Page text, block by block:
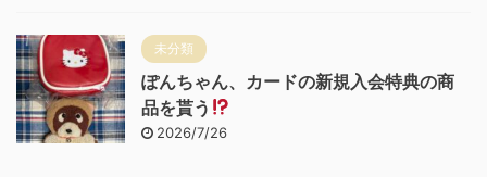
未分類
ぽんちゃん、カードの新規入会特典の商
品を貰う
2026/7/26